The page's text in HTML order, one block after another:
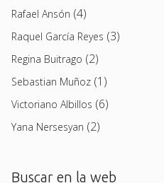
Rafael Ansón (4)
Raquel García Reyes (3)
Regina Buitrago (2)
Sebastian Muñoz (1)
Victoriano Albillos (6)
Yana Nersesyan (2)
Buscar en la web